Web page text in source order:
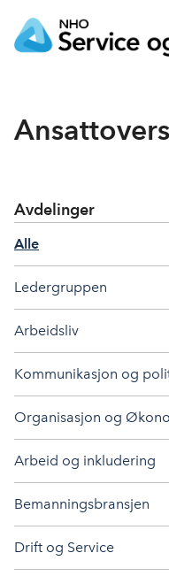
Avdelinger
Alle
Ledergruppen
Arbeidsliv
Kommunikasjon og
Organisasjon og
Arbeid og inkludering
Bemanningsbransjen
Drift og Service